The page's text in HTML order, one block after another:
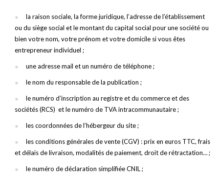
la raison sociale, la forme juridique, l’adresse de l’établissement
ou du siège social et le montant du capital social pour une société ou
bien votre nom, votre prénom et votre domicile si vous êtes
entrepreneur individuel ;
une adresse mail et un numéro de téléphone ;
le nom du responsable de la publication ;
le numéro d’inscription au registre et du commerce et des
sociétés (RCS) et le numéro de TVA intracommunautaire ;
les coordonnées de l’hébergeur du site ;
les conditions générales de vente (CGV) : prix en euros TTC, frais
et délais de livraison, modalités de paiement, droit de rétractation… ;
le numéro de déclaration simplifiée CNIL ;